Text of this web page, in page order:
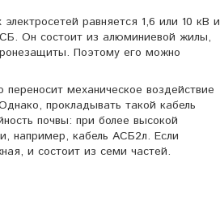
равняется 1,6 или 10 кВ и
Он состоит из алюминиевой жилы,
Поэтому его можно
механическое воздействие
прокладывать такой кабель
почвы: при более высокой
например, кабель АСБ2л. Если
и состоит из семи частей.